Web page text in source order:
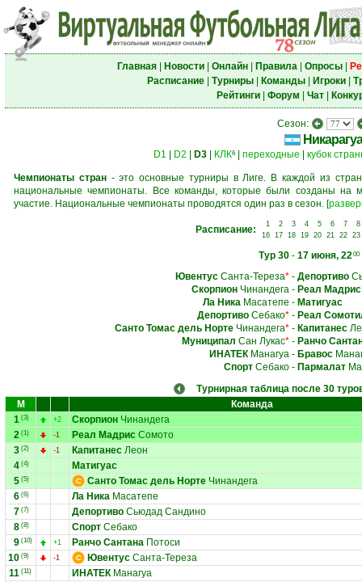
Главная| Новости| Онлайн| Правила| Опросы|
Расписание| Турниры| Команды| Игроки|
Рейтинги| Форум Чат|
Сезон:
Никарагуа
D1 D2 D3 КЛК6 переходные кубок
Чемпионаты стран- это основные турниры в Лиге. В каждой из
национальные чемпионаты. Все команды, которые были созданы на
участие. Национальные чемпионаты проводятся один раз в сезон. [
Расписание: 1 2 3 4 5 6 7
8
16
17 18 19 20 21 22 23
Тур 30- 17 июня, 2200
ЮвентусСанта-Тереза*- Депортиво
СкорпионЧинандега- Реал Мадрис
Ла НикаМасатепе - Матигуас
ДепортивоСебако*- Реал
Санто Томас дель НортеЧинандега*- Капитанес
Муниципал Сан Лукас*- Ранчо
ИНАТЕКМанагуа- Бравос
СпортСебако- Пармалат
Турнирная таблица после 30
М
Команда
1 (3) +2 Скорпион Чинандега
2 (1) -1 Реал Мадрис Сомото
3 (2) -1 Капитанес Леон
4 (4)
Матигуас
5 (5) Санто Томас дель Норте Чинандега
6 (6) Ла Ника Масатепе
7 (7) Депортиво Сьюдад Сандино
8 (8) Спорт Себако
9 (10) +1 Ранчо Сантана Потоси
10 (9) -1 Ювентус Санта-Тереза
11 (11) ИНАТЕКМанагуа